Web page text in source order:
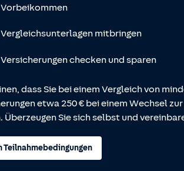
Vorbeikommen
Vergleichsunterlagen mitbringen
Versicherungen checken und sparen
dass Sie bei einem Vergleich von
etwa 250 € bei einem Wechsel
Überzeugen Sie sich selbst und
Teilnahmebedingungen